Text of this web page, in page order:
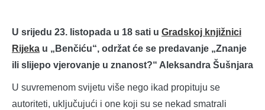
U srijedu 23. listopada u 18 sati u Gradskoj knjižnici
Rijeka u „Benčiću“, održat će se predavanje „Znanje
ili slijepo vjerovanje u znanost?“ Aleksandra Šušnjara
U suvremenom svijetu više nego ikad propituju se
autoriteti, uključujući i one koji su se nekad smatrali